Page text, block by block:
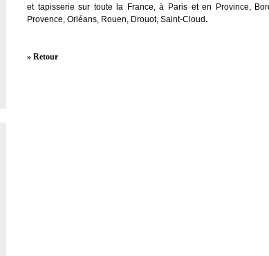
et tapisserie sur toute la France, à Paris et en Province,
Provence, Orléans, Rouen, Drouot, Saint-Cloud.
» Retour